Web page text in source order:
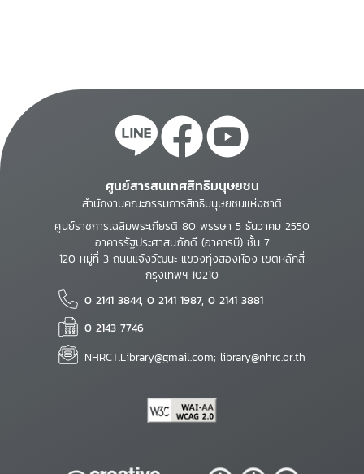
ศูนย์สารสนเทศสิทธิมนุษยชน
สำนักงานคณะกรรมการสิทธิมนุษยชนแห่งชาติ
ศูนย์ราชการเฉลิมพระเกียรติ 80 พรรษา 5 ธันวาคม 2550
อาคารรัฐประศาสนภักดี (อาคารบี) ชั้น 7
120 หมู่ที่ 3 ถนนแจ้งวัฒนะ แขวงทุ่งสองห้อง เขตหลักสี่
กรุงเทพฯ 10210
0 2141 3844, 0 2141 1987, 0 2141 3881
0 2143 7746
NHRCT.Library@gmail.com; library@nhrc.or.th